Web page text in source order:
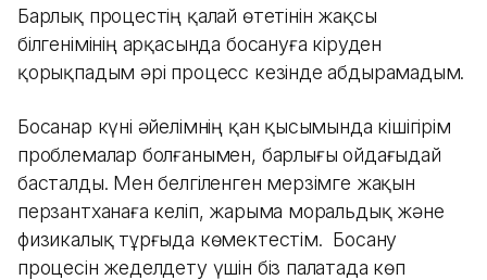
Барлық процестің қалай өтетінін жақсы
білгенімінің арқасында босануға кіруден
қорықпадым әрі процесс кезінде абдырамадым.
Босанар күні әйелімнің қан қысымында кішігірім
проблемалар болғанымен, барлығы ойдағыдай
басталды. Мен белгіленген мерзімге жақын
перзантханаға келіп, жарыма моральдық және
физикалық тұрғыда көмектестім. Босану
процесін жеделдету үшін біз палатада көп